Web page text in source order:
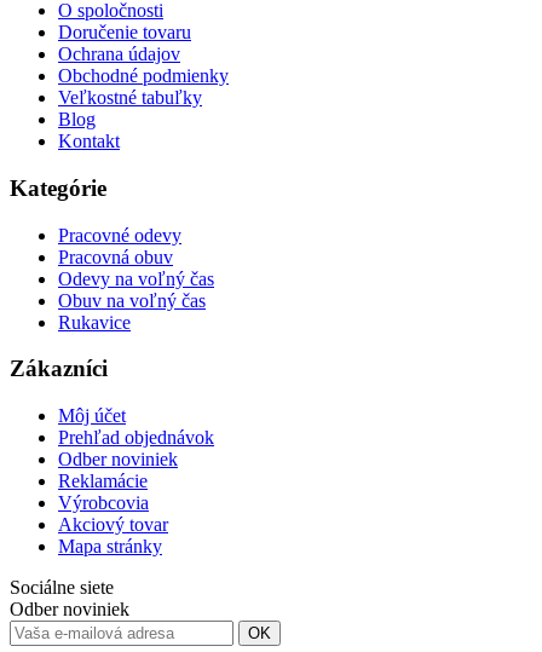
O spoločnosti
Doručenie tovaru
Ochrana údajov
Obchodné podmienky
Veľkostné tabuľky
Blog
Kontakt
Kategórie
Pracovné odevy
Pracovná obuv
Odevy na voľný čas
Obuv na voľný čas
Rukavice
Zákazníci
Môj účet
Prehľad objednávok
Odber noviniek
Reklamácie
Výrobcovia
Akciový tovar
Mapa stránky
Sociálne siete
Odber noviniek
OK